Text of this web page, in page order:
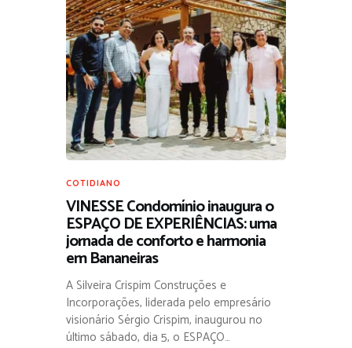
COTIDIANO
VINESSE Condomínio inaugura o
ESPAÇO DE EXPERIÊNCIAS: uma
jornada de conforto e harmonia
em Bananeiras
A Silveira Crispim Construções e
Incorporações, liderada pelo empresário
visionário Sérgio Crispim, inaugurou no
último sábado, dia 5, o ESPAÇO…